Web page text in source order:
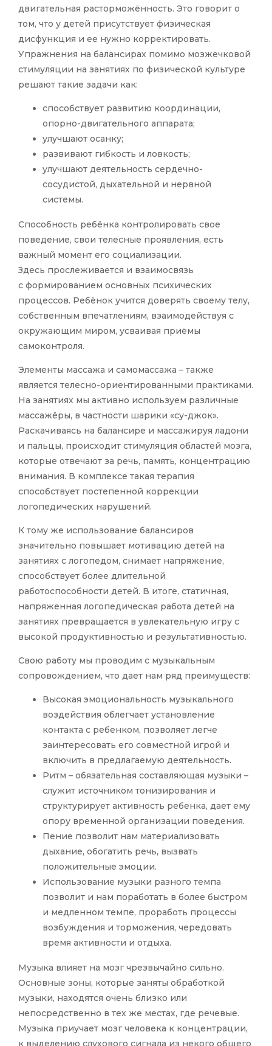
двигательная расторможённость. Это говорит о
том, что у детей присутствует физическая
дисфункция и ее нужно корректировать.
Упражнения на балансирах помимо мозжечковой
стимуляции на занятиях по физической культуре
решают такие задачи как:
способствует развитию координации,
опорно-двигательного аппарата;
улучшают осанку;
развивают гибкость и ловкость;
улучшают деятельность сердечно-
сосудистой, дыхательной и нервной
системы.
Способность ребёнка контролировать свое
поведение, свои телесные проявления, есть
важный момент его социализации.
Здесь прослеживается и взаимосвязь
с формированием основных психических
процессов. Ребёнок учится доверять своему телу,
собственным впечатлениям, взаимодействуя с
окружающим миром, усваивая приёмы
самоконтроля.
Элементы массажа и самомассажа – также
является телесно-ориентированными практиками.
На занятиях мы активно используем различные
массажёры, в частности шарики «су-джок».
Раскачиваясь на балансире и массажируя ладони
и пальцы, происходит стимуляция областей мозга,
которые отвечают за речь, память, концентрацию
внимания. В комплексе такая терапия
способствует постепенной коррекции
логопедических нарушений.
К тому же использование балансиров
значительно повышает мотивацию детей на
занятиях с логопедом, снимает напряжение,
способствует более длительной
работоспособности детей. В итоге, статичная,
напряженная логопедическая работа детей на
занятиях превращается в увлекательную игру с
высокой продуктивностью и результативностью.
Свою работу мы проводим с музыкальным
сопровождением, что дает нам ряд преимуществ:
Высокая эмоциональность музыкального
воздействия облегчает установление
контакта с ребенком, позволяет легче
заинтересовать его совместной игрой и
включить в предлагаемую деятельность.
Ритм – обязательная составляющая музыки –
служит источником тонизирования и
структурирует активность ребенка, дает ему
опору временной организации поведения.
Пение позволит нам материализовать
дыхание, обогатить речь, вызвать
положительные эмоции.
Использование музыки разного темпа
позволит и нам поработать в более быстром
и медленном темпе, проработь процессы
возбуждения и торможения, чередовать
время активности и отдыха.
Музыка влияет на мозг чрезвычайно сильно.
Основные зоны, которые заняты обработкой
музыки, находятся очень близко или
непосредственно в тех же местах, где речевые.
Музыка приучает мозг человека к концентрации,
к выделению слухового сигнала из некого общего